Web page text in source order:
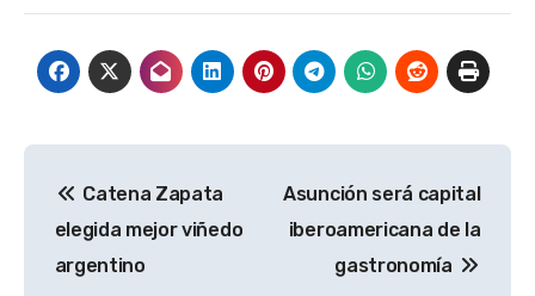
de
entradas
Catena Zapata
elegida mejor viñedo
argentino
Asunción será capital
iberoamericana de la
gastronomía